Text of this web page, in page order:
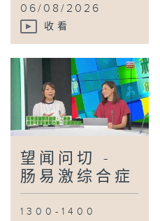
06/08/2026
收看
望闻问切 -
肠易激综合症
1300-1400